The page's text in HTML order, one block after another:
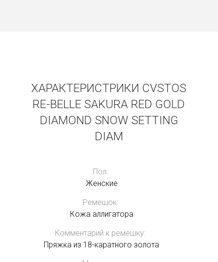
ХАРАКТЕРИСТРИКИ CVSTOS
RE-BELLE SAKURA RED GOLD
DIAMOND SNOW SETTING
DIAM
Пол:
Женские
Ремешок:
Кожа аллигатора
Комментарий к ремешку:
Пряжка из 18-каратного золота